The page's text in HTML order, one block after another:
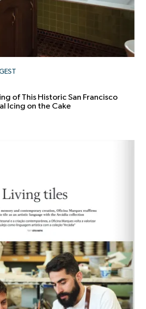
of This Historic San Francisco
Icing on the Cake